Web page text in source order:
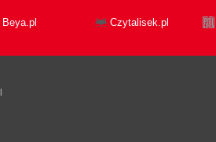
Beya.pl Czytalisek.pl